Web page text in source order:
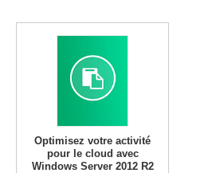
Optimisez votre activité
pour le cloud avec
Windows Server 2012 R2